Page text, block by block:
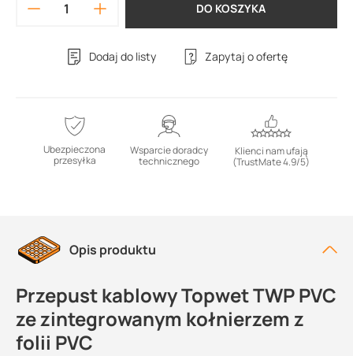
DO KOSZYKA
Dodaj do listy Zapytaj o ofertę
Ubezpieczona
przesyłka
Wsparcie doradcy
technicznego
Klienci nam ufają
(TrustMate 4.9/5)
Opis produktu
Przepust kablowy Topwet TWP PVC
ze zintegrowanym kołnierzem z
folii PVC